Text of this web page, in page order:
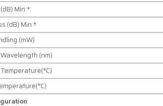
Min *
(dB) Min *
(mW)
(nm)